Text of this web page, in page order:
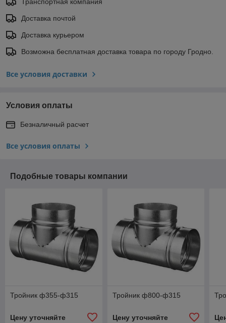
Доставка почтой
Доставка курьером
Возможна бесплатная доставка товара по городу Гродно.
Все условия доставки
Условия оплаты
Безналичный расчет
Все условия оплаты
Подобные товары компании
Тройник ф355-ф315
Цену уточняйте
Тройник ф800-ф315
Цену уточняйте